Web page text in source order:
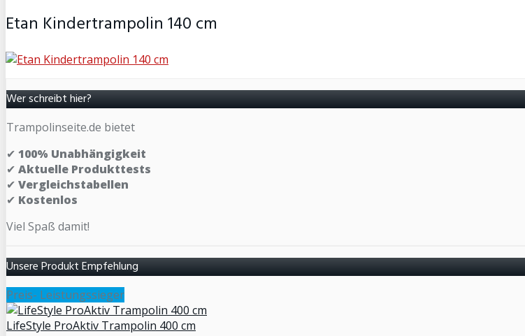
Etan Kindertrampolin 140 cm
Wer schreibt hier?
Trampolinseite.de bietet
✔ 100% Unabhängigkeit
✔ Aktuelle Produkttests
✔ Vergleichstabellen
✔ Kostenlos
Viel Spaß damit!
Unsere Produkt Empfehlung
Preis- Leistungssieger
LifeStyle ProAktiv Trampolin 400 cm